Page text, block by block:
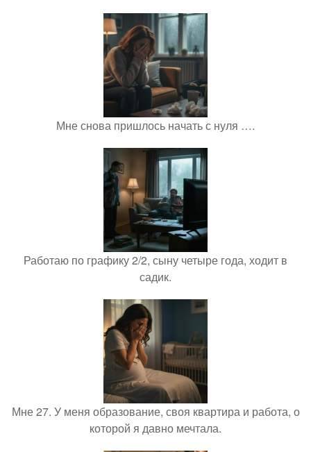
Мне снова пришлось начать с нуля ….
Работаю по графику 2/2, сыну четыре года, ходит в
садик.
Мне 27. У меня образование, своя квартира и работа, о
которой я давно мечтала.